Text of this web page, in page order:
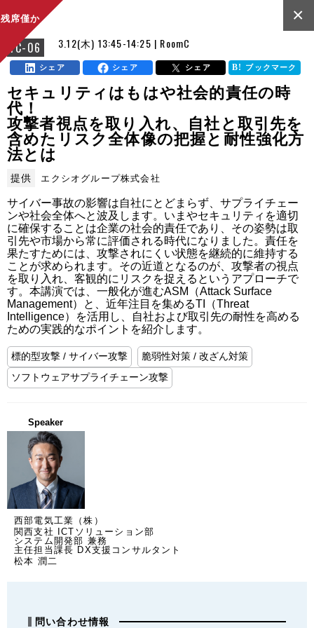
FC-06 3.12(木) 13:45-14:25 | RoomC
×
シェア シェア シェア ブックマーク
残席僅か
セキュリティはもはや社会的責任の時
代！
攻撃者視点を取り入れ、自社と取引先を
含めたリスク全体像の把握と耐性強化方
法とは
提供 エクシオグループ株式会社
サイバー事故の影響は自社にとどまらず、サプライチェー
ンや社会全体へと波及します。いまやセキュリティを適切
に確保することは企業の社会的責任であり、その姿勢は取
引先や市場から常に評価される時代になりました。責任を
果たすためには、攻撃されにくい状態を継続的に維持する
ことが求められます。その近道となるのが、攻撃者の視点
を取り入れ、客観的にリスクを捉えるというアプローチで
す。本講演では、一般化が進むASM（Attack Surface
Management）と、近年注目を集めるTI（Threat
Intelligence）を活用し、自社および取引先の耐性を高める
ための実践的なポイントを紹介します。
標的型攻撃 / サイバー攻撃
脆弱性対策 / 改ざん対策
ソフトウェアサプライチェーン攻撃
Speaker
西部電気工業（株）
関西支社 ICTソリューション部
システム開発部 兼務
主任担当課長 DX支援コンサルタント
松本 潤二
問い合わせ情報